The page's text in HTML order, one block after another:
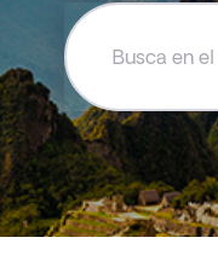
Busca
el
centro
de
ayuda
de
Exoticca